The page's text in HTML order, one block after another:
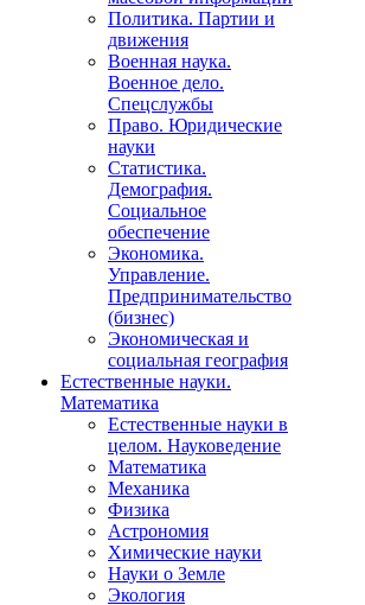
Политика. Партии и
движения
Военная наука.
Военное дело.
Спецслужбы
Право. Юридические
науки
Статистика.
Демография.
Социальное
обеспечение
Экономика.
Управление.
Предпринимательство
(бизнес)
Экономическая и
социальная география
Естественные науки.
Математика
Естественные науки в
целом. Науковедение
Математика
Механика
Физика
Астрономия
Химические науки
Науки о Земле
Экология